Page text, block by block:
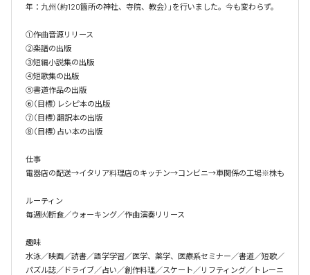
年：九州（約120箇所の神社、寺院、教会）」を行いました。今も変わらず。
①作曲音源リリース
②楽譜の出版
③短編小説集の出版
④短歌集の出版
⑤書道作品の出版
⑥（目標）レシピ本の出版
⑦（目標）翻訳本の出版
⑧（目標）占い本の出版
仕事
電器店の配送→イタリア料理店のキッチン→コンビニ→車関係の工場※株も
ルーティン
毎週㈫断食／ウォーキング／作曲演奏リリース
趣味
水泳／映画／読書／語学学習／医学、薬学、医療系セミナー／書道／短歌／
パズル誌／ドライブ／占い／創作料理／スケート／リフティング／トレーニ